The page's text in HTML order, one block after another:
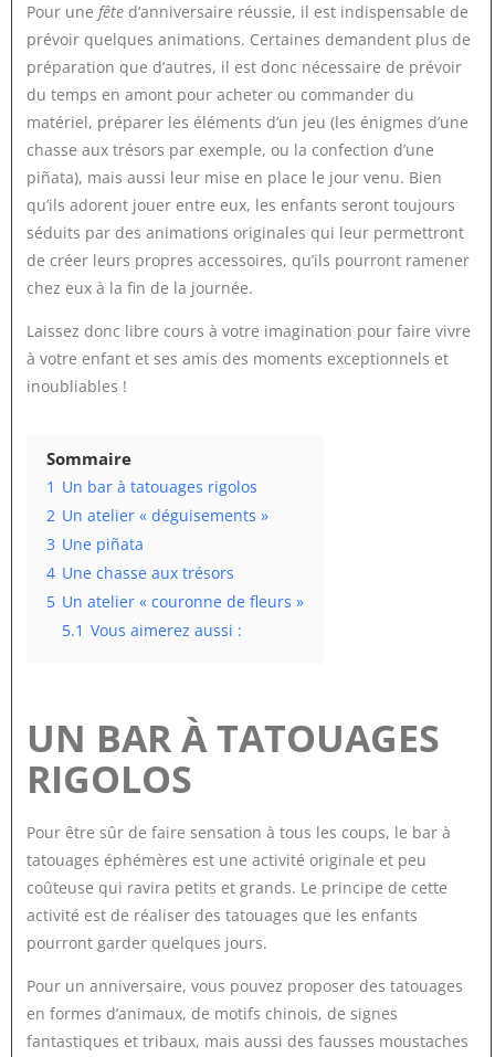
Pour une fête d’anniversaire réussie, il est indispensable de
prévoir quelques animations. Certaines demandent plus de
préparation que d’autres, il est donc nécessaire de prévoir
du temps en amont pour acheter ou commander du
matériel, préparer les éléments d’un jeu (les énigmes d’une
chasse aux trésors par exemple, ou la confection d’une
piñata), mais aussi leur mise en place le jour venu. Bien
qu’ils adorent jouer entre eux, les enfants seront toujours
séduits par des animations originales qui leur permettront
de créer leurs propres accessoires, qu’ils pourront ramener
chez eux à la fin de la journée.
Laissez donc libre cours à votre imagination pour faire vivre
à votre enfant et ses amis des moments exceptionnels et
inoubliables !
Sommaire
1 Un bar à tatouages rigolos
2 Un atelier « déguisements »
3 Une piñata
4 Une chasse aux trésors
5 Un atelier « couronne de fleurs »
5.1 Vous aimerez aussi :
UN BAR À TATOUAGES
RIGOLOS
Pour être sûr de faire sensation à tous les coups, le bar à
tatouages éphémères est une activité originale et peu
coûteuse qui ravira petits et grands. Le principe de cette
activité est de réaliser des tatouages que les enfants
pourront garder quelques jours.
Pour un anniversaire, vous pouvez proposer des tatouages
en formes d’animaux, de motifs chinois, de signes
fantastiques et tribaux, mais aussi des fausses moustaches